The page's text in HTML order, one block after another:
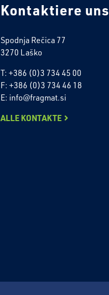
Kontaktiere uns
Spodnja Rečica 77
3270 Laško
T: +386 (0)3 734 45 00
F: +386 (0)3 734 46 18
E: info@fragmat.si
ALLE KONTAKTE